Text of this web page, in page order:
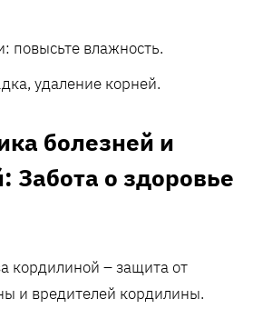
повысьте влажность.
удаление корней.
болезней и
Забота о здоровье
кордилиной – защита от
и вредителей кордилины.